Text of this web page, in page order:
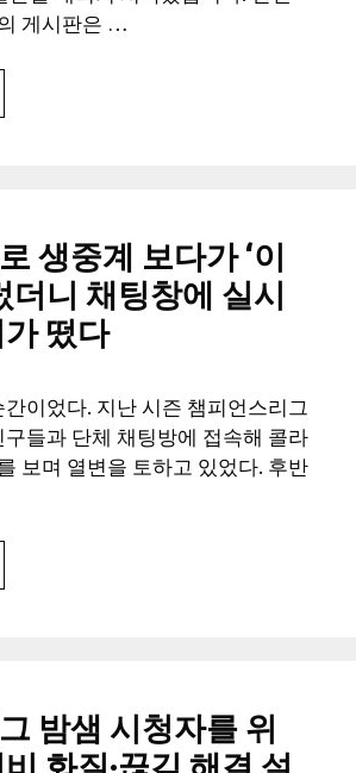
게시판은 …
생중계 보다가 ‘이
더니 채팅창에 실시
떴다
간이었다. 지난 시즌 챔피언스리그
구들과 단체 채팅방에 접속해 콜라
보며 열변을 토하고 있었다. 후반
밤샘 시청자를 위
화질·끊김 해결 설